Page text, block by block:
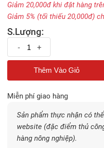
Giảm 20,000đ khi đặt hàng
Giảm 5% (tối thiếu 20,000đ)
S.Lượng:
- +
Miễn phí giao hàng
Sản phẩm thực nhận có
website (đặc điểm thủ
hàng nông nghiệp).